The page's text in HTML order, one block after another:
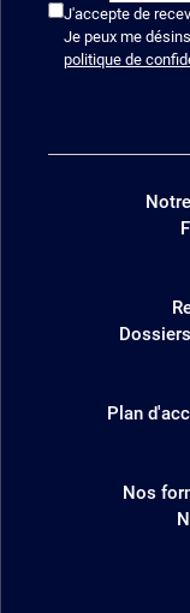
J'accepte de
Je peux me
politique de
Plan
Nos